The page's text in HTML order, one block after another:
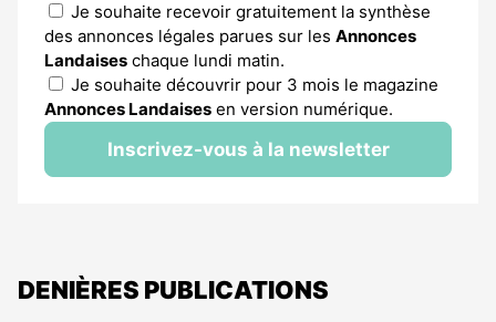
Je souhaite recevoir gratuitement la synthèse
des annonces légales parues sur les Annonces
Landaises chaque lundi matin.
Je souhaite découvrir pour 3 mois le magazine
Annonces Landaises en version numérique.
Inscrivez-vous à la newsletter
DENIÈRES PUBLICATIONS